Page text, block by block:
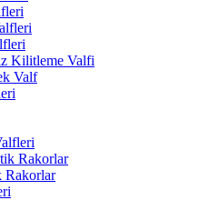
Kilitleme Valfi
Valf
Rakorlar
Rakorlar